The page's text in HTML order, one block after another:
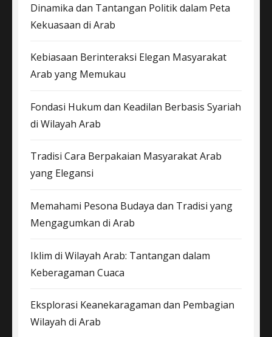
Dinamika dan Tantangan Politik dalam Peta
Kekuasaan di Arab
Kebiasaan Berinteraksi Elegan Masyarakat
Arab yang Memukau
Fondasi Hukum dan Keadilan Berbasis Syariah
di Wilayah Arab
Tradisi Cara Berpakaian Masyarakat Arab
yang Elegansi
Memahami Pesona Budaya dan Tradisi yang
Mengagumkan di Arab
Iklim di Wilayah Arab: Tantangan dalam
Keberagaman Cuaca
Eksplorasi Keanekaragaman dan Pembagian
Wilayah di Arab